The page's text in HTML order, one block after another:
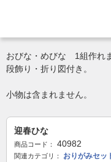
おびな・めびな 1組作れま
段飾り・折り図付き。
小物は含まれません。
迎春ひな
商品コード： 40982
関連カテゴリ：
おりがみセッ